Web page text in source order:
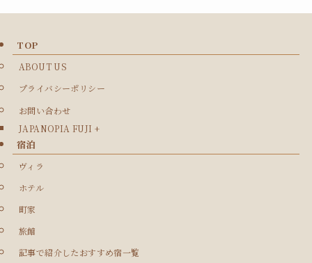
TOP
ABOUT US
プライバシーポリシー
お問い合わせ
JAPANOPIA FUJI +
宿泊
ヴィラ
ホテル
町家
旅館
記事で紹介したおすすめ宿一覧